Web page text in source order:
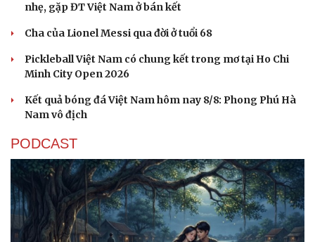
nhẹ, gặp ĐT Việt Nam ở bán kết
Cha của Lionel Messi qua đời ở tuổi 68
Pickleball Việt Nam có chung kết trong mơ tại Ho Chi
Minh City Open 2026
Kết quả bóng đá Việt Nam hôm nay 8/8: Phong Phú Hà
Nam vô địch
PODCAST